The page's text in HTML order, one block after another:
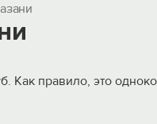
Как правило, это